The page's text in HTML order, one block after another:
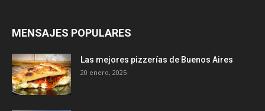
MENSAJES POPULARES
Las mejores pizzerías de Buenos Aires
20 enero, 2025